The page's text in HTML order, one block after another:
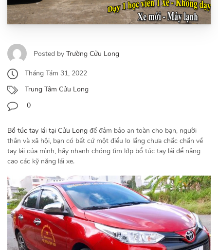
Posted by Trường Cửu Long
Tháng Tám 31, 2022
Trung Tâm Cửu Long
0
Bổ túc tay lái tại Cửu Long để đảm bảo an toàn cho bạn, người
thân và xã hội, bạn có bất cứ một điều lo lắng chưa chắc chắn về
tay lái của mình, hãy nhanh chóng tìm lớp bổ túc tay lái để nâng
cao các kỹ năng lái xe.